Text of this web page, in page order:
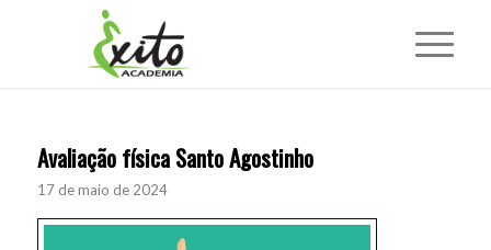
Avaliação física Santo Agostinho
17 de maio de 2024